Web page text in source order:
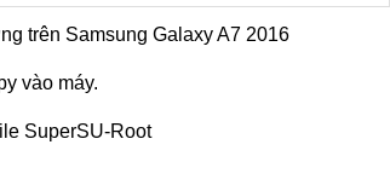
trên Samsung Galaxy A7 2016
vào máy.
SuperSU-Root